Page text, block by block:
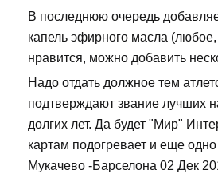
В последнюю очередь
капель эфирного масла
нравится, можно добавить
Надо отдать должное тем
подтверждают звание лучших
долгих лет. Да будет "Мир"
картам подогревает и еще одно
Мукачево -Барселона 02 Дек